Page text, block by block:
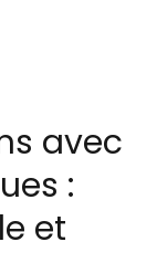
avec
:
et